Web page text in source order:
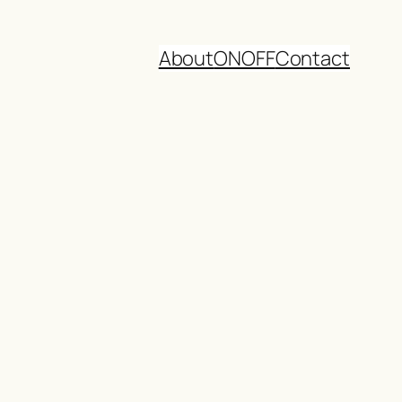
AboutONOFFContact